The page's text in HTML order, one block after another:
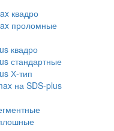
квадро
проломные
квадро
стандартные
Х-тип
на SDS-plus